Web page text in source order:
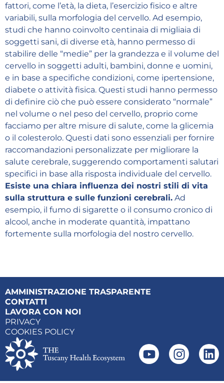
fattori, come l’età, la dieta, l’esercizio fisico e altre
variabili, sulla morfologia del cervello. Ad esempio,
studi che hanno coinvolto centinaia di migliaia di
soggetti sani, di diverse età, hanno permesso di
stabilire delle “medie” per la grandezza e il volume del
cervello in soggetti adulti, bambini, donne e uomini,
e in base a specifiche condizioni, come ipertensione,
diabete o attività fisica. Questi studi hanno permesso
di definire ciò che può essere considerato “normale”
nel volume o nel peso del cervello, proprio come
facciamo per altre misure di salute, come la glicemia
o il colesterolo. Questi dati sono essenziali per fornire
raccomandazioni personalizzate per migliorare la
salute cerebrale, suggerendo comportamenti salutari
specifici in base alla risposta individuale del cervello.
Esiste una chiara influenza dei nostri stili di vita
sulla struttura e sulle funzioni cerebrali. Ad
esempio, il fumo di sigarette o il consumo cronico di
alcool, anche in moderate quantità, impattano
fortemente sulla morfologia del nostro cervello.
AMMINISTRAZIONE TRASPARENTE
CONTATTI
LAVORA CON NOI
PRIVACY
COOKIES POLICY